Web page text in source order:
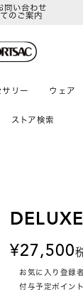
問い合わせ
のご案内
リー ウェア
ストア検索
27,500
お気に入り登録
付与予定ポイン